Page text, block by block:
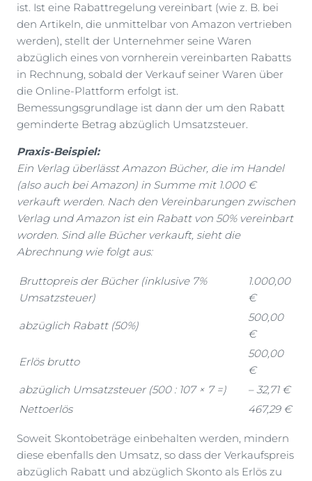
ist. Ist eine Rabattregelung vereinbart (wie z. B. bei
den Artikeln, die unmittelbar von Amazon vertrieben
werden), stellt der Unternehmer seine Waren
abzüglich eines von vornherein vereinbarten Rabatts
in Rechnung, sobald der Verkauf seiner Waren über
die Online-Plattform erfolgt ist.
Bemessungsgrundlage ist dann der um den Rabatt
geminderte Betrag abzüglich Umsatzsteuer.
Praxis-Beispiel:
Ein Verlag überlässt Amazon Bücher, die im Handel
(also auch bei Amazon) in Summe mit 1.000 €
verkauft werden. Nach den Vereinbarungen zwischen
Verlag und Amazon ist ein Rabatt von 50% vereinbart
worden. Sind alle Bücher verkauft, sieht die
Abrechnung wie folgt aus:
Bruttopreis der Bücher (inklusive 7%
Umsatzsteuer)
1.000,00
€
abzüglich Rabatt (50%)
500,00
€
Erlös brutto
500,00
€
abzüglich Umsatzsteuer (500 : 107 × 7 =)
– 32,71 €
Nettoerlös
467,29 €
Soweit Skontobeträge einbehalten werden, mindern
diese ebenfalls den Umsatz, so dass der Verkaufspreis
abzüglich Rabatt und abzüglich Skonto als Erlös zu